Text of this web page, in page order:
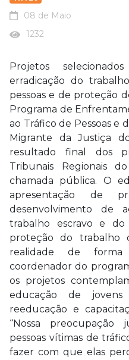
08 de Maio
1232
Projetos
erradicação do
pessoas e de proteção
Programa de
ao Tráfico de Pessoas e
Migrante da Justiça
resultado final dos
Tribunais Regionais
chamada pública. O
apresentação de
desenvolvimento de
trabalho escravo e
proteção do trabalho
realidade de
coordenador do
os projetos
educação de
reeducação e
“Nossa preocupação
pessoas vítimas de
fazer com que elas